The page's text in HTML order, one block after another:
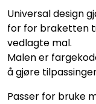
Universal design
for for braketten
vedlagte mal.
Malen er
å gjøre
Passer for bruke